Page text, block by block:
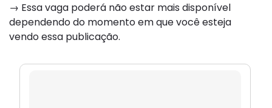
→ Essa vaga poderá não estar mais disponível
dependendo do momento em que você esteja
vendo essa publicação.